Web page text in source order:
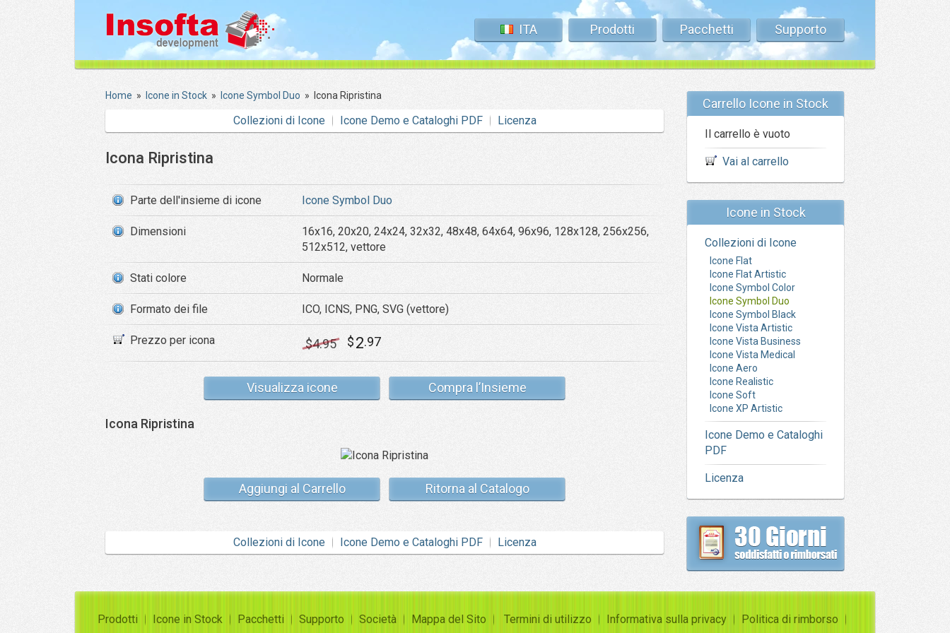
ITA Prodotti Pacchetti Supporto
Home » Icone in Stock » Icone Symbol Duo » Icona Ripristina
Collezioni di Icone Icone Demo e Cataloghi PDF Licenza
Icona Ripristina
Parte dell'insieme di icone Icone Symbol Duo
Dimensioni
16x16, 20x20, 24x24, 32x32, 48x48, 64x64, 96x96, 128x128, 256x256,
512x512, vettore
Stati colore Normale
Formato dei file ICO, ICNS, PNG, SVG (vettore)
Prezzo per icona $4.95 $2.97
Visualizza icone Compra l’Insieme
Icona Ripristina
Aggiungi al Carrello Ritorna al Catalogo
Collezioni di Icone Icone Demo e Cataloghi PDF Licenza
Carrello Icone in Stock
Il carrello è vuoto
Vai al carrello
Icone in Stock
Collezioni di Icone
Icone Flat
Icone Flat Artistic
Icone Symbol Color
Icone Symbol Duo
Icone Symbol Black
Icone Vista Artistic
Icone Vista Business
Icone Vista Medical
Icone Aero
Icone Realistic
Icone Soft
Icone XP Artistic
Icone Demo e Cataloghi
PDF
Licenza
Prodotti Icone in Stock Pacchetti Supporto Società Mappa del Sito Termini di utilizzo Informativa sulla privacy Politica di rimborso